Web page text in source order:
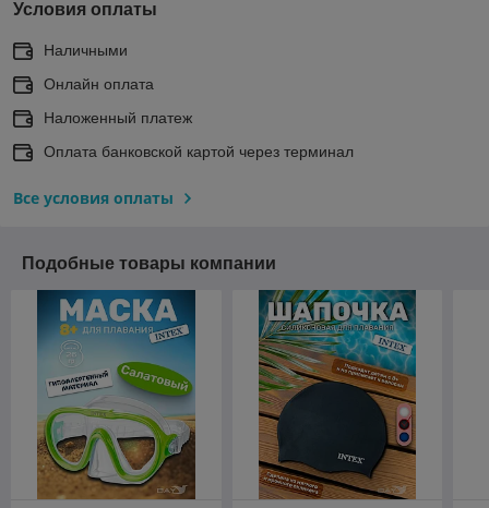
Условия оплаты
Наличными
Онлайн оплата
Наложенный платеж
Оплата банковской картой через терминал
Все условия оплаты
Подобные товары компании